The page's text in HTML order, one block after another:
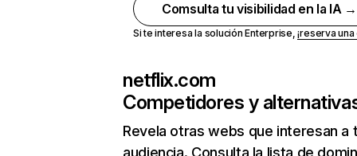
Comsulta tu visibilidad en la IA →
Si te interesa la solución Enterprise,¡reserva
netflix.com
Competidores y
Revela otras webs que interesan a
audiencia. Consulta la lista de